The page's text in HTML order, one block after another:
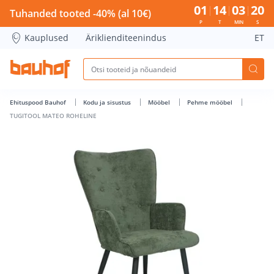
TUGITOOL MATEO ROHELINE - Bauhof has loaded
Tuhanded tooted -40% (al 10€) 01
P
14
T
03
MIN
20
S
Kauplused Äriklienditeenindus ET
Ehituspood Bauhof Kodu ja sisustus Mööbel
Pehme mööbel
TUGITOOL MATEO ROHELINE